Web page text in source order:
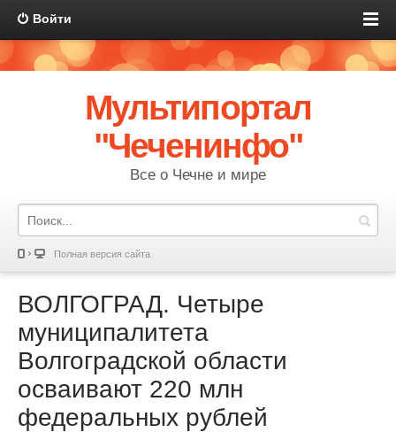
Войти
Мультипортал
"Чеченинфо"
Все о Чечне и мире
Полная версия сайта
ВОЛГОГРАД. Четыре
муниципалитета
Волгоградской области
осваивают 220 млн
федеральных рублей